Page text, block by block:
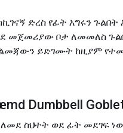
ድረስ የፊት እግሩን
መጀመሪያው ቦታ ለመመለስ
ይድገሙት ከዚያም
Dumbbell
ስህተት ወደ ፊት መደገፍ